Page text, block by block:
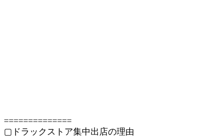
==============
▢ドラックストア集中出店の理由